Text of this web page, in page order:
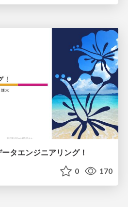
タエンジニアリング！
0 170